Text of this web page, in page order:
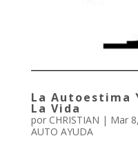
La Autoestima
La Vida
por CHRISTIAN | Mar
AUTO AYUDA